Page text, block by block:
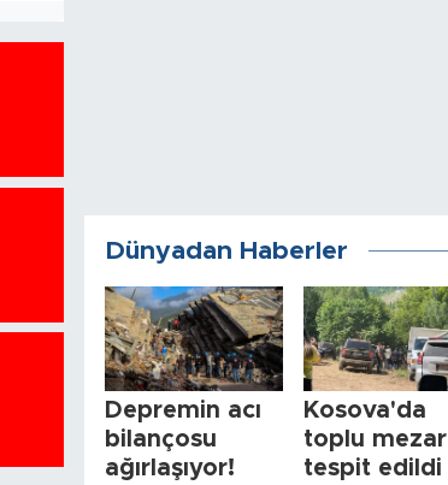
Dünyadan Haberler
Depremin acı
bilançosu
ağırlaşıyor!
Kosova'da
toplu mezar
tespit edildi